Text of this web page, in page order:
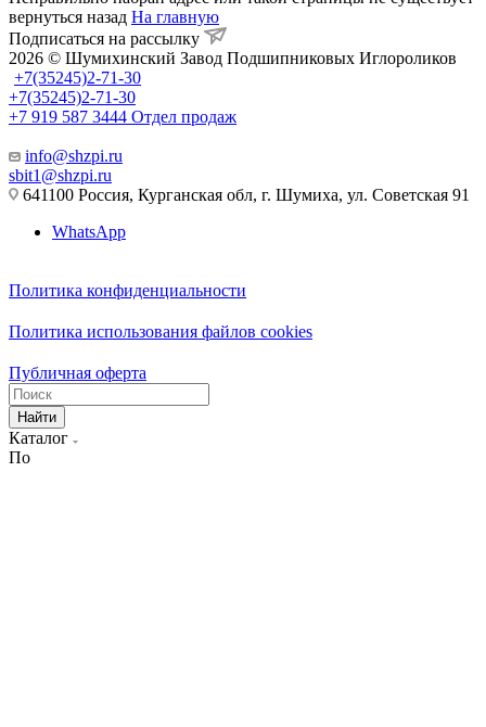
вернуться назад На главную
Подписаться на рассылку
2026 © Шумихинский Завод Подшипниковых Иглороликов
+7(35245)2-71-30
+7(35245)2-71-30
+7 919 587 3444 Отдел продаж
info@shzpi.ru
sbit1@shzpi.ru
641100 Россия, Курганская обл, г. Шумиха, ул. Советская 91
WhatsApp
Политика конфиденциальности
Политика использования файлов cookies
Публичная оферта
Найти
Каталог
По